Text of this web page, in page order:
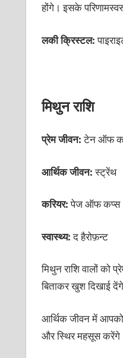
होंगे। इसके
लकी क्रिस्टल:
मिथुन राशि
प्रेम जीवन:टेन ऑफ
आर्थिक जीवन:स्ट्रेंथ
करियर:पेज ऑफ कप्स
स्वास्थ्य:द हैरोफ़न्ट
मिथुन राशि वालों को
बिताकर खुश दिखाई
आर्थिक जीवन में
और स्थिर महसूस करेंगे।